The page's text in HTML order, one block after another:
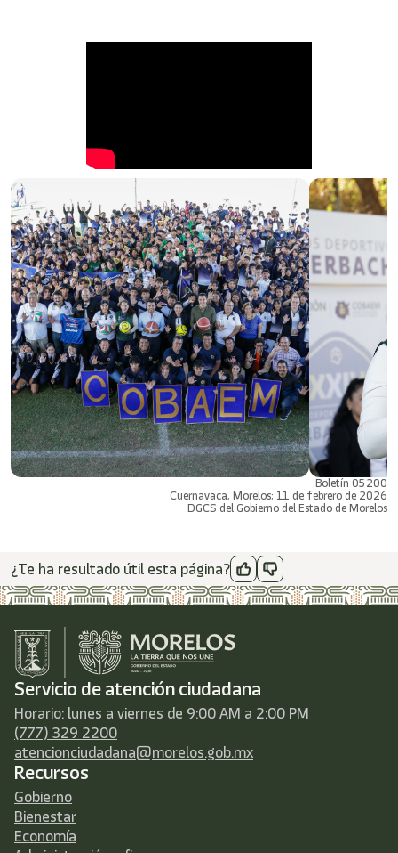
Boletín 05200
Cuernavaca, Morelos; 11 de febrero de 2026
DGCS del Gobierno del Estado de Morelos
¿Te ha resultado útil esta página?
Servicio de atención ciudadana
Horario: lunes a viernes de 9:00 AM a 2:00 PM
(777) 329 2200
atencionciudadana@morelos.gob.mx
Recursos
Gobierno
Bienestar
Economía